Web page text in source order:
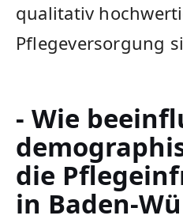
qualitativ
Pflegeversorgung
- Wie
die
in Baden-